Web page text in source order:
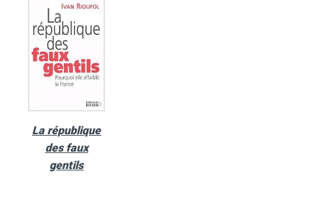
La république
des faux
gentils